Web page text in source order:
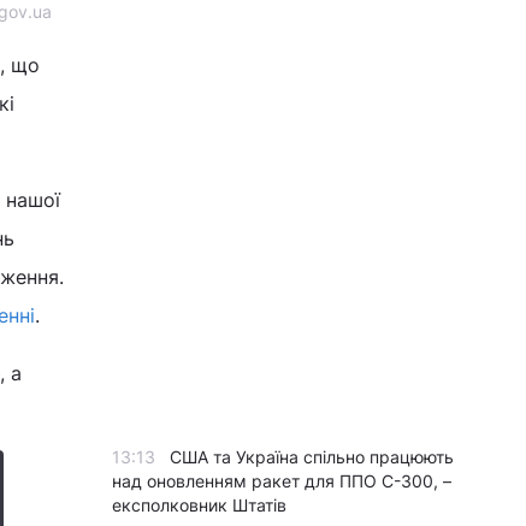
що
нашої
.
а
13:13
США та Україна спільно працюють
над оновленням ракет для ППО С-300, –
експолковник Штатів